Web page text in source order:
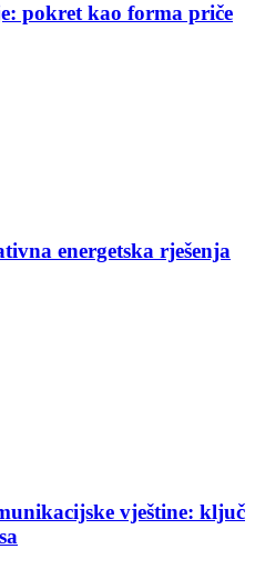
pokret kao forma priče
energetska rješenja
vještine: ključ